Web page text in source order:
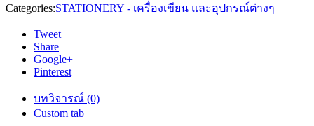
Categories:STATIONERY - เครื่องเขียน และอุปกรณ์ต่างๆ
Tweet
Share
Google+
Pinterest
บทวิจารณ์ (0)
Custom tab